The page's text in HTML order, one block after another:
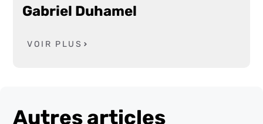
Gabriel Duhamel
VOIR PLUS
Autres articles